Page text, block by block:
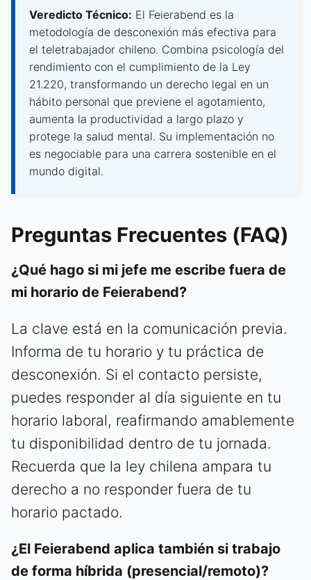
Veredicto Técnico: El Feierabend es la
metodología de desconexión más efectiva para
el teletrabajador chileno. Combina psicología del
rendimiento con el cumplimiento de la Ley
21.220, transformando un derecho legal en un
hábito personal que previene el agotamiento,
aumenta la productividad a largo plazo y
protege la salud mental. Su implementación no
es negociable para una carrera sostenible en el
mundo digital.
Preguntas Frecuentes (FAQ)
¿Qué hago si mi jefe me escribe fuera de
mi horario de Feierabend?
La clave está en la comunicación previa.
Informa de tu horario y tu práctica de
desconexión. Si el contacto persiste,
puedes responder al día siguiente en tu
horario laboral, reafirmando amablemente
tu disponibilidad dentro de tu jornada.
Recuerda que la ley chilena ampara tu
derecho a no responder fuera de tu
horario pactado.
¿El Feierabend aplica también si trabajo
de forma híbrida (presencial/remoto)?